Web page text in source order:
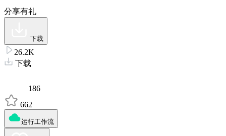
分享有礼
下载
26.2K
下载
186
662
运行工作流